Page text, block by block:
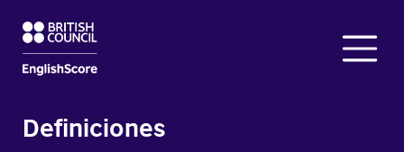
Definiciones